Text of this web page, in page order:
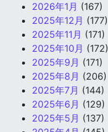
2026年1月 (167)
2025年12月 (177)
2025年11月 (171)
2025年10月 (172)
2025年9月 (171)
2025年8月 (206)
2025年7月 (144)
2025年6月 (129)
2025年5月 (137)